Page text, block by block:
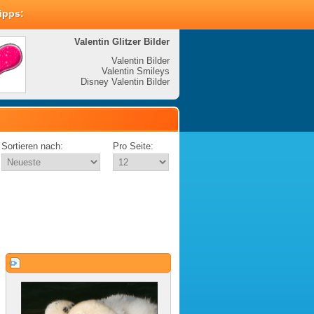
Valentin Glitzer Bilder
Valentin Bilder
Valentin Smileys
Disney Valentin Bilder
Sortieren nach: Pro Seite: